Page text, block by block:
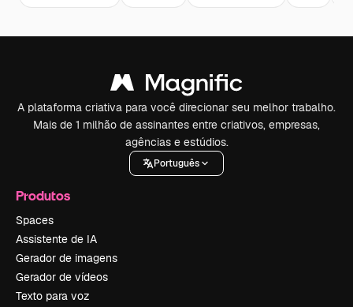
A plataforma criativa para você direcionar seu melhor trabalho.
Mais de 1 milhão de assinantes entre criativos, empresas,
agências e estúdios.
Português
Produtos
Spaces
Assistente de IA
Gerador de imagens
Gerador de vídeos
Texto para voz